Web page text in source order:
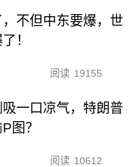
不但中东要爆，世
！
阅读 19155
一口凉气，特朗普
图？
阅读 10612